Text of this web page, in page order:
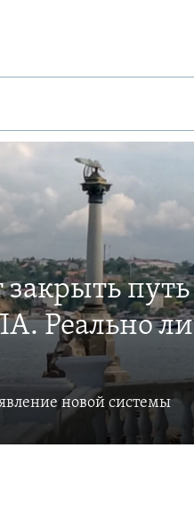
путь
Реально ли
новой системы